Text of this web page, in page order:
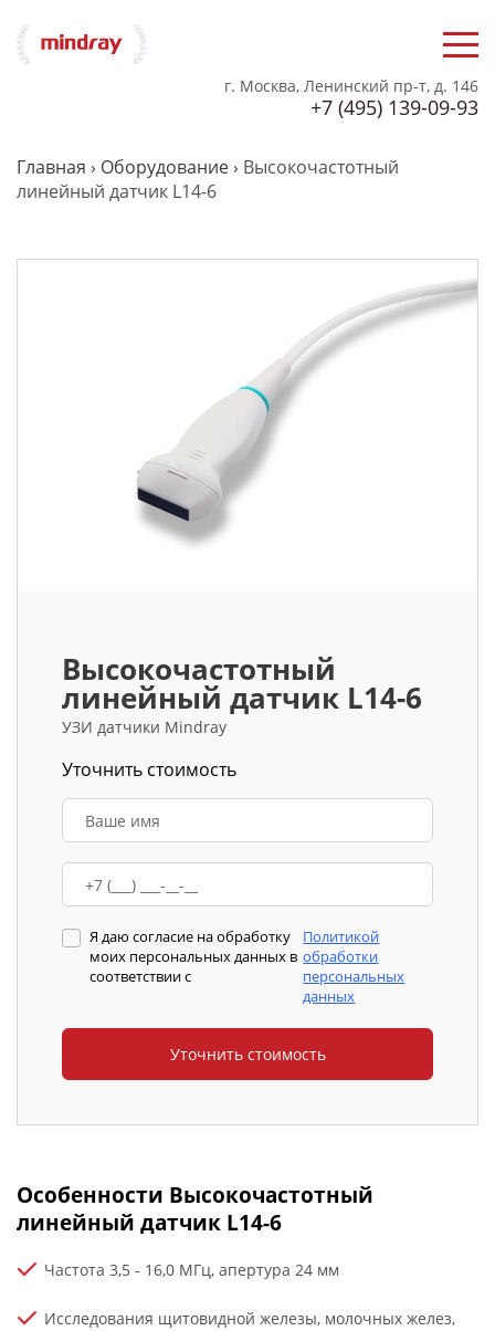
г. Москва, Ленинский пр-т, д. 146
+7 (495) 139-09-93
Главная › Оборудование › Высокочастотный
линейный датчик L14-6
Высокочастотный
линейный датчик L14-6
УЗИ датчики Mindray
Уточнить стоимость
Я даю согласие на обработку
моих персональных данных в
соответствии с
Политикой
обработки
персональных
данных
Особенности Высокочастотный
линейный датчик L14-6
Частота 3,5 - 16,0 МГц, апертура 24 мм
Исследования щитовидной железы, молочных желез,